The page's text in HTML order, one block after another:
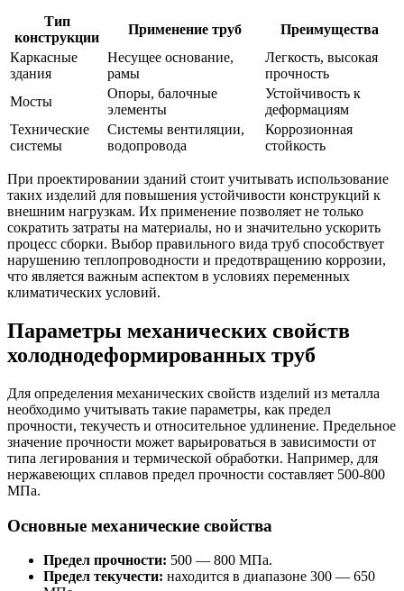
Тип
конструкции
Применение труб
Преимущества
Каркасные
здания
Несущее основание,
рамы
Легкость, высокая
прочность
Мосты
Опоры, балочные
элементы
Устойчивость к
деформациям
Технические
системы
Системы вентиляции,
водопровода
Коррозионная
стойкость
При проектировании зданий стоит учитывать использование
таких изделий для повышения устойчивости конструкций к
внешним нагрузкам. Их применение позволяет не только
сократить затраты на материалы, но и значительно ускорить
процесс сборки. Выбор правильного вида труб способствует
нарушению теплопроводности и предотвращению коррозии,
что является важным аспектом в условиях переменных
климатических условий.
Параметры механических свойств
холоднодеформированных труб
Для определения механических свойств изделий из металла
необходимо учитывать такие параметры, как предел
прочности, текучесть и относительное удлинение. Предельное
значение прочности может варьироваться в зависимости от
типа легирования и термической обработки. Например, для
нержавеющих сплавов предел прочности составляет 500-800
МПа.
Основные механические свойства
Предел прочности: 500 — 800 МПа.
Предел текучести: находится в диапазоне 300 — 650